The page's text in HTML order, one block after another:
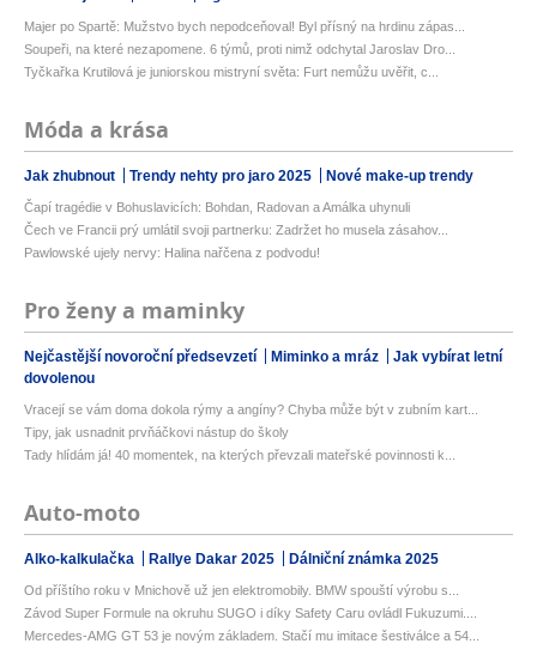
Majer po Spartě: Mužstvo bych nepodceňoval! Byl přísný na hrdinu zápas...
Soupeři, na které nezapomene. 6 týmů, proti nimž odchytal Jaroslav Dro...
Tyčkařka Krutilová je juniorskou mistryní světa: Furt nemůžu uvěřit, c...
Móda a krása
Jak zhubnout Trendy nehty pro jaro 2025 Nové make-up trendy
Čapí tragédie v Bohuslavicích: Bohdan, Radovan a Amálka uhynuli
Čech ve Francii prý umlátil svoji partnerku: Zadržet ho musela zásahov...
Pawlowské ujely nervy: Halina nařčena z podvodu!
Pro ženy a maminky
Nejčastější novoroční předsevzetí Miminko a mráz
Jak vybírat letní
dovolenou
Vracejí se vám doma dokola rýmy a angíny? Chyba může být v zubním kart...
Tipy, jak usnadnit prvňáčkovi nástup do školy
Tady hlídám já! 40 momentek, na kterých převzali mateřské povinnosti k...
Auto-moto
Alko-kalkulačka Rallye Dakar 2025 Dálniční známka 2025
Od příštího roku v Mnichově už jen elektromobily. BMW spouští výrobu s...
Závod Super Formule na okruhu SUGO i díky Safety Caru ovládl Fukuzumi....
Mercedes-AMG GT 53 je novým základem. Stačí mu imitace šestiválce a 54...